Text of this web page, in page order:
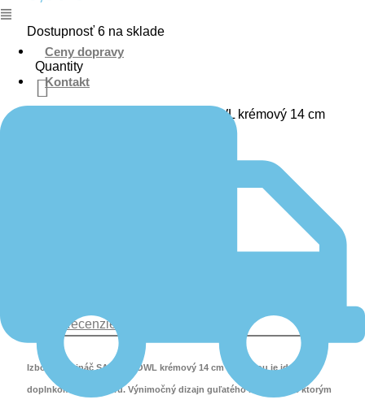
Ceny dopravy
Kontakt
Dostupnosť 6 na sklade
Quantity
množstvo Kvetináč SANDY BOWL krémový 14 cm
Recenzie (0)
Izbový kvetináč SANDY BOWL krémový 14 cm s vložkou je ideálnym
doplnkom do interiéru. Výnimočný dizajn guľatého kvetináča, s ktorým